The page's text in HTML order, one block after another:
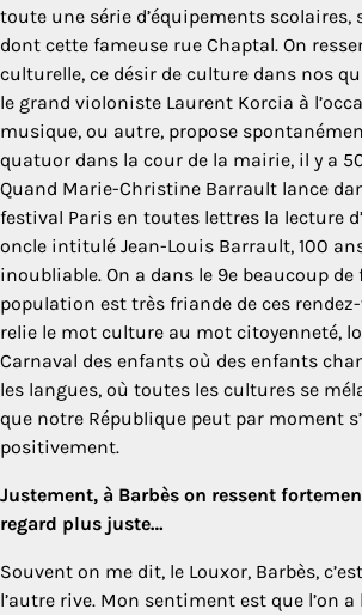
toute une série d’équipements
dont cette fameuse rue Chaptal. On
culturelle, ce désir de culture dans nos
le grand violoniste Laurent Korcia à
musique, ou autre, propose
quatuor dans la cour de la mairie, il y a
Quand Marie-Christine Barrault lance
festival Paris en toutes lettres la lecture
oncle intitulé Jean-Louis Barrault, 100
inoubliable. On a dans le 9e beaucoup
population est très friande de ces
relie le mot culture au mot citoyenneté,
Carnaval des enfants où des enfants
les langues, où toutes les cultures se
que notre République peut par moment
positivement.
Justement, à Barbès on ressent
regard plus juste…
Souvent on me dit, le Louxor, Barbès,
l’autre rive. Mon sentiment est que l’on